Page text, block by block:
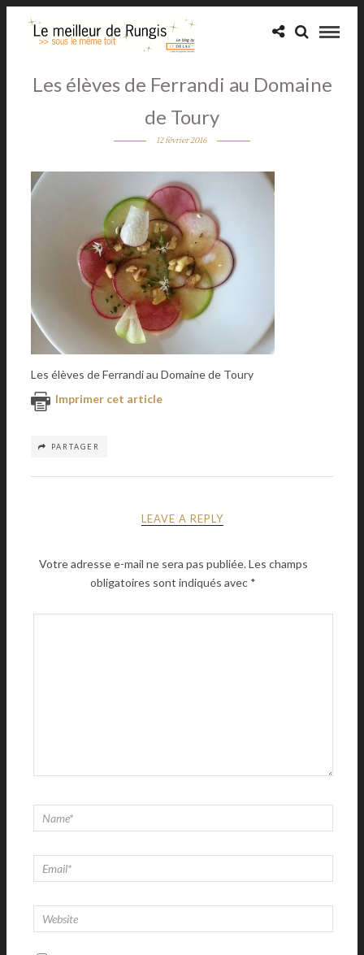
Les élèves de Ferrandi au Domaine
de Toury
12 février 2016
Les élèves de Ferrandi au Domaine de Toury
Imprimer cet article
PARTAGER
LEAVE A REPLY
Votre adresse e-mail ne sera pas publiée.Les champs
obligatoires sont indiqués avec *